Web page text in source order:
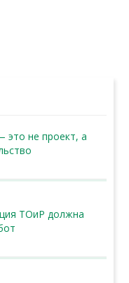
это не проект, а
ТОиР должна